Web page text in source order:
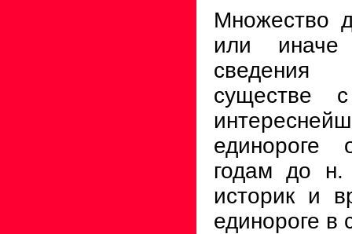
Множество
или
сведения
существе
единороге
годам до н.
историк и
единороге в